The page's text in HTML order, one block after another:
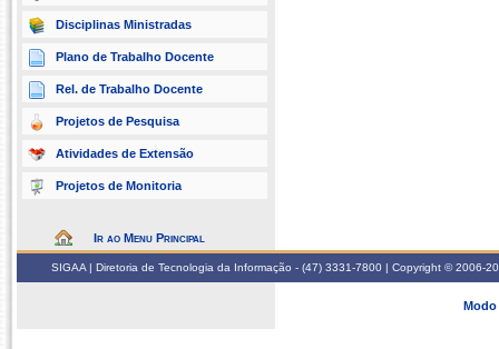
Disciplinas Ministradas
Plano de Trabalho Docente
Rel. de Trabalho Docente
Projetos de Pesquisa
Atividades de Extensão
Projetos de Monitoria
Ir ao Menu Principal
SIGAA | Diretoria de Tecnologia da Informação - (47) 3331-7800 | Copyright © 2006-
Modo